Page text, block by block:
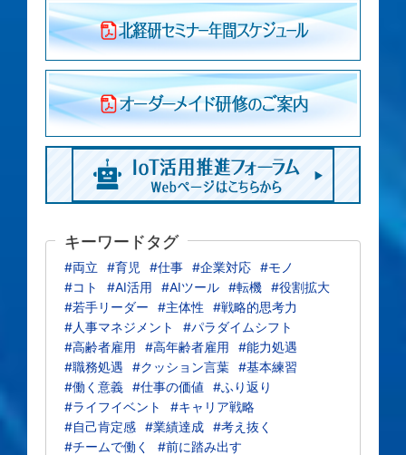
キーワードタグ
#両立 #育児 #仕事 #企業対応 #モノ
#コト
#AI活用 #AIツール #転機 #役割拡大
#若手リーダー
#主体性
#戦略的思考力
#人事マネジメント
#パラダイムシフト
#高齢者雇用
#高年齢者雇用
#能力処遇
#職務処遇
#クッション言葉 #基本練習
#働く意義 #仕事の価値
#ふり返り
#ライフイベント
#キャリア戦略
#自己肯定感 #業績達成 #考え抜く
#チームで働く
#前に踏み出す